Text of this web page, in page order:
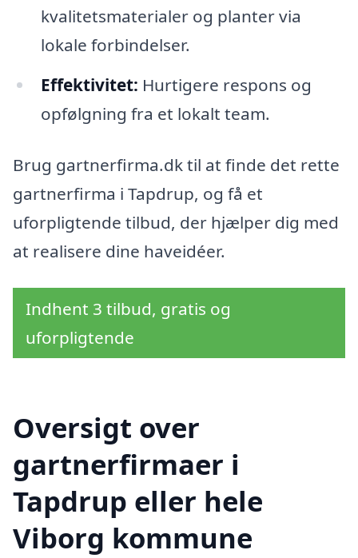
kvalitetsmaterialer og planter via
lokale forbindelser.
Effektivitet: Hurtigere respons og
opfølgning fra et lokalt team.
Brug gartnerfirma.dk til at finde det rette
gartnerfirma i Tapdrup, og få et
uforpligtende tilbud, der hjælper dig med
at realisere dine haveidéer.
Indhent 3 tilbud, gratis og
uforpligtende
Oversigt over
gartnerfirmaer i
Tapdrup eller hele
Viborg kommune